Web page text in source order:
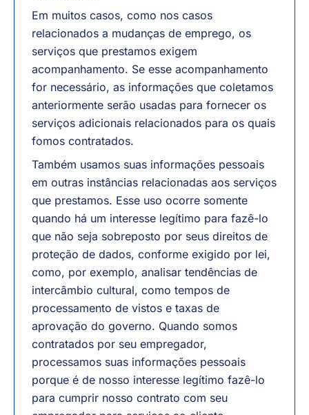
Em muitos casos, como nos casos
relacionados a mudanças de emprego, os
serviços que prestamos exigem
acompanhamento. Se esse acompanhamento
for necessário, as informações que coletamos
anteriormente serão usadas para fornecer os
serviços adicionais relacionados para os quais
fomos contratados.
Também usamos suas informações pessoais
em outras instâncias relacionadas aos serviços
que prestamos. Esse uso ocorre somente
quando há um interesse legítimo para fazê-lo
que não seja sobreposto por seus direitos de
proteção de dados, conforme exigido por lei,
como, por exemplo, analisar tendências de
intercâmbio cultural, como tempos de
processamento de vistos e taxas de
aprovação do governo. Quando somos
contratados por seu empregador,
processamos suas informações pessoais
porque é de nosso interesse legítimo fazê-lo
para cumprir nosso contrato com seu